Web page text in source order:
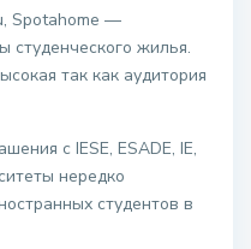
Spotahome —
студенческого жилья.
так как аудитория
с IESE, ESADE, IE,
нередко
студентов в